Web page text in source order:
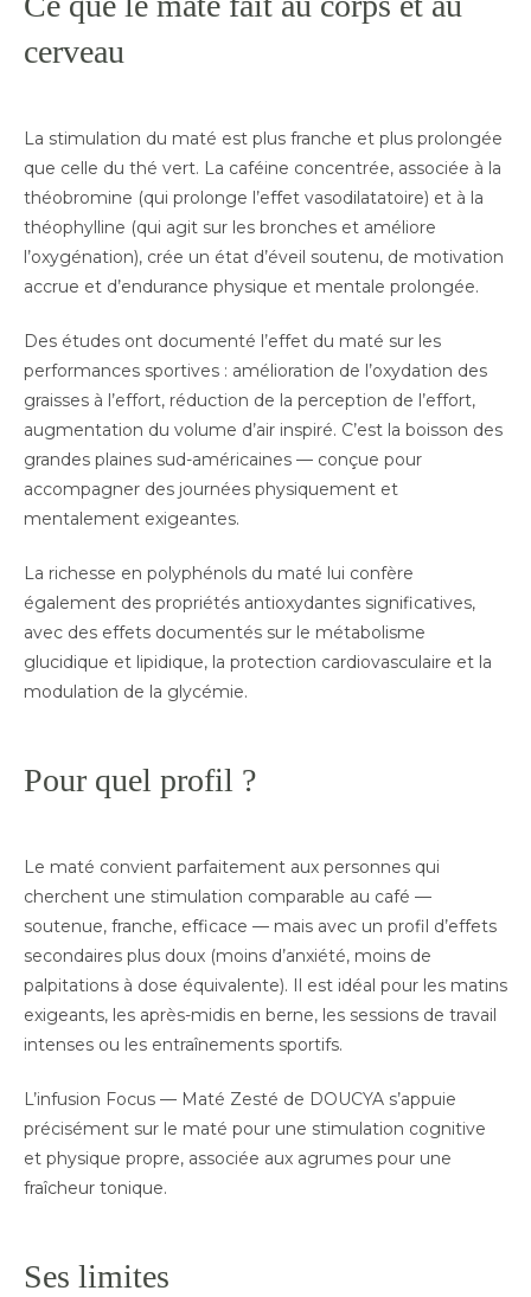
cerveau
La stimulation du maté est plus franche et plus prolongée
que celle du thé vert. La caféine concentrée, associée à la
théobromine (qui prolonge l’effet vasodilatatoire) et à la
théophylline (qui agit sur les bronches et améliore
l’oxygénation), crée un état d’éveil soutenu, de motivation
accrue et d’endurance physique et mentale prolongée.
Des études ont documenté l’effet du maté sur les
performances sportives : amélioration de l’oxydation des
graisses à l’effort, réduction de la perception de l’effort,
augmentation du volume d’air inspiré. C’est la boisson des
grandes plaines sud-américaines — conçue pour
accompagner des journées physiquement et
mentalement exigeantes.
La richesse en polyphénols du maté lui confère
également des propriétés antioxydantes significatives,
avec des effets documentés sur le métabolisme
glucidique et lipidique, la protection cardiovasculaire et la
modulation de la glycémie.
Pour quel profil ?
Le maté convient parfaitement aux personnes qui
cherchent une stimulation comparable au café —
soutenue, franche, efficace — mais avec un profil d’effets
secondaires plus doux (moins d’anxiété, moins de
palpitations à dose équivalente). Il est idéal pour les matins
exigeants, les après-midis en berne, les sessions de travail
intenses ou les entraînements sportifs.
L’infusion Focus — Maté Zesté de DOUCYA s’appuie
précisément sur le maté pour une stimulation cognitive
et physique propre, associée aux agrumes pour une
fraîcheur tonique.
Ses limites